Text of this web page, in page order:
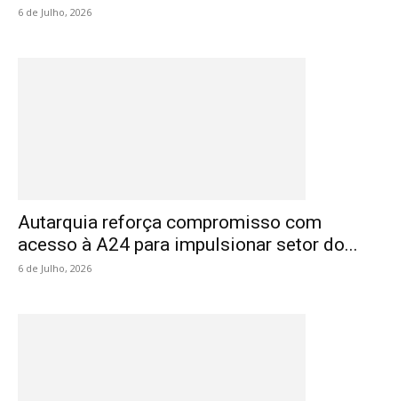
6 de Julho, 2026
Autarquia reforça compromisso com
acesso à A24 para impulsionar setor do...
6 de Julho, 2026